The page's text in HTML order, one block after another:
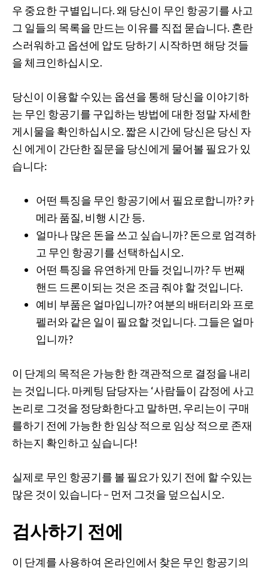
우 중요한 구별입니다. 왜 당신이 무인 항공기를 사고
그 일들의 목록을 만드는 이유를 직접 묻습니다. 혼란
스러워하고 옵션에 압도 당하기 시작하면 해당 것들
을 체크인하십시오.
당신이 이용할 수있는 옵션을 통해 당신을 이야기하
는 무인 항공기를 구입하는 방법에 대한 정말 자세한
게시물을 확인하십시오. 짧은 시간에 당신은 당신 자
신 에게이 간단한 질문을 당신에게 물어볼 필요가 있
습니다:
어떤 특징을 무인 항공기에서 필요로합니까? 카
메라 품질, 비행 시간 등.
얼마나 많은 돈을 쓰고 싶습니까? 돈으로 엄격하
고 무인 항공기를 선택하십시오.
어떤 특징을 유연하게 만들 것입니까? 두 번째
핸드 드론이되는 것은 조금 줘야 할 것입니다.
예비 부품은 얼마입니까? 여분의 배터리와 프로
펠러와 같은 일이 필요할 것입니다. 그들은 얼마
입니까?
이 단계의 목적은 가능한 한 객관적으로 결정을 내리
는 것입니다. 마케팅 담당자는 ‘사람들이 감정에 사고
논리로 그것을 정당화한다고 말하면, 우리는이 구매
를하기 전에 가능한 한 임상 적으로 임상 적으로 존재
하는지 확인하고 싶습니다!
실제로 무인 항공기를 볼 필요가 있기 전에 할 수있는
많은 것이 있습니다 – 먼저 그것을 덮으십시오.
검사하기 전에
이 단계를 사용하여 온라인에서 찾은 무인 항공기의